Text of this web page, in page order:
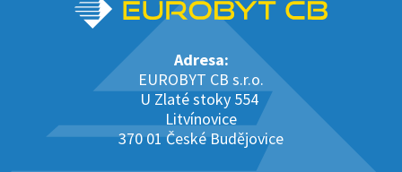
Adresa:
EUROBYT CB s.r.o.
U Zlaté stoky 554
Litvínovice
370 01 České Budějovice